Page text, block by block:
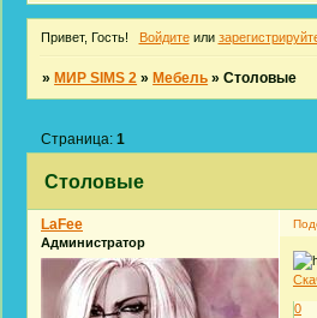
Привет, Гость! Войдитеили
» МИР SIMS 2 » Мебель »Столовые
Столовые
Страница:1
LaFee
Администратор
0